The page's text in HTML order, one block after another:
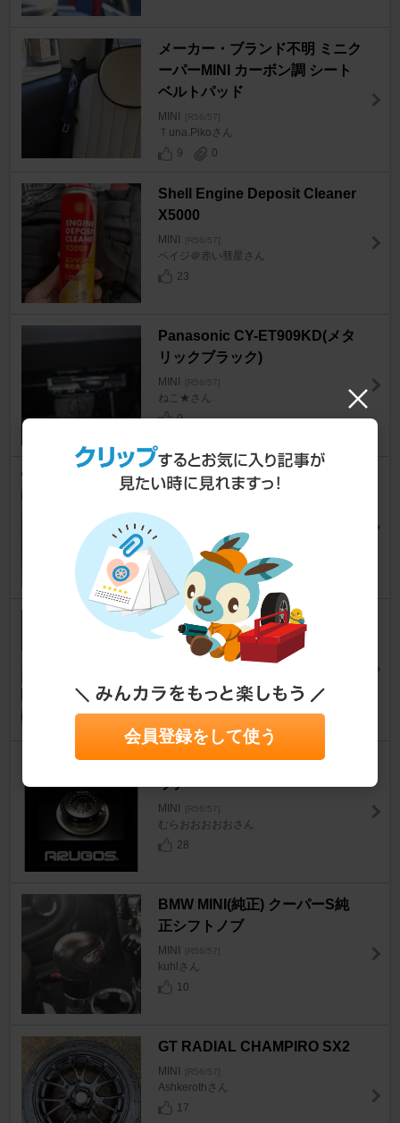
メーカー・ブランド不明 ミニク
ーパーMINI カーボン調 シート
ベルトパッド
MINI [R56/57]
Ｔuna.Pikoさん
9
0
Shell Engine Deposit Cleaner
X5000
MINI [R56/57]
ペイジ＠赤い彗星さん
23
Panasonic CY-ET909KD(メタ
リックブラック)
MINI [R56/57]
ねこ★さん
0
HANKOOK Ventus Prime4 20
MINI
ﾄｳｨﾝｸﾙさん
BMW MINI(純正) アームレスト
[R56/57]
kuhlさん
OGURA CLUTCH ライトクラ
ッチ
MINI [R56/57]
むらおおおおおさん
28
BMW MINI(純正) クーパーS純
正シフトノブ
MINI [R56/57]
kuhlさん
10
GT RADIAL CHAMPIRO SX2
MINI [R56/57]
Ashkerothさん
17
会員登録をして使う